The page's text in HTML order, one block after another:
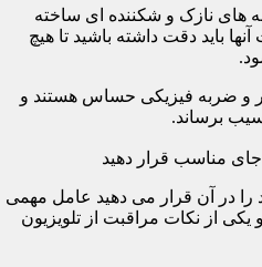
های نازک و شکننده ای ساخته
باید دقت داشته باشید تا هیچ
و ضربه فیزیکی حساس هستند و
برساند.
را در آن قرار می دهید عامل مهمی
از نکات مراقبت از تلویزیون